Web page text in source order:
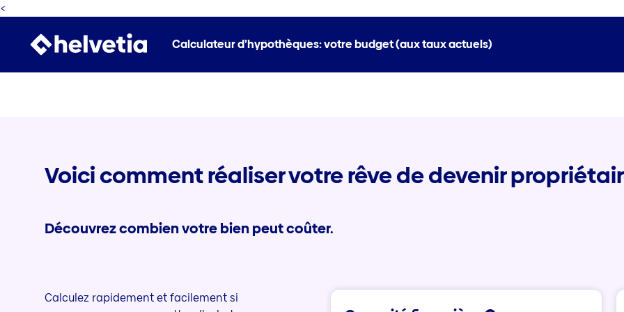
<
Calculateur d’hypothèques: votre budget (aux taux actuels)
Voici comment réaliser votre rêve de devenir
Découvrez combien votre bien peut coûter.
Calculez rapidement et facilement si